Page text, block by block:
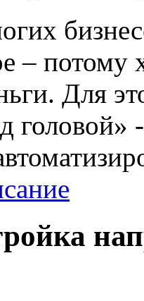
– потому
Для
головой»